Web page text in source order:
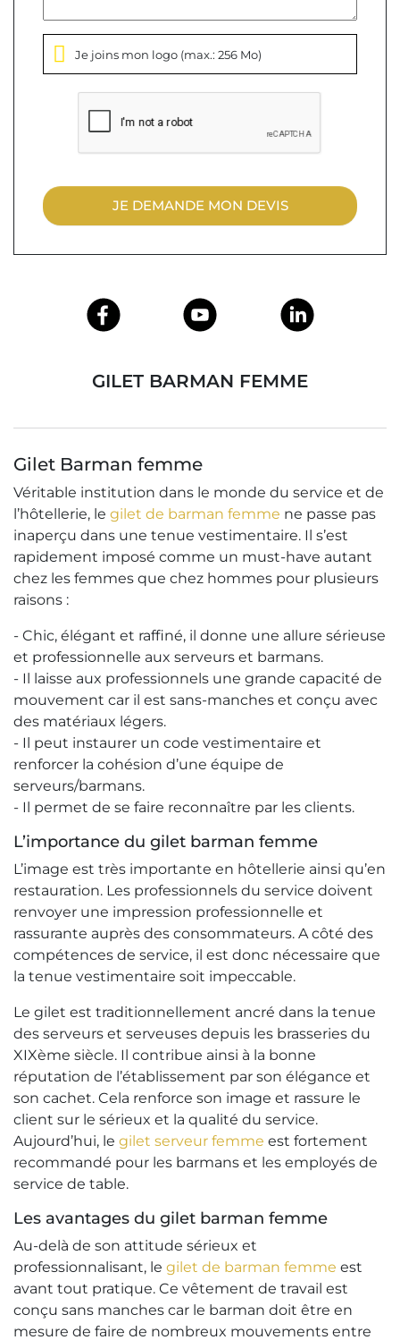
Je joins mon logo (max.: 256 Mo)
JE DEMANDE MON DEVIS
GILET BARMAN FEMME
Gilet Barman femme
Véritable institution dans le monde du service et de
l’hôtellerie, le gilet de barman femme ne passe pas
inaperçu dans une tenue vestimentaire. Il s’est
rapidement imposé comme un must-have autant
chez les femmes que chez hommes pour plusieurs
raisons :
- Chic, élégant et raffiné, il donne une allure sérieuse
et professionnelle aux serveurs et barmans.
- Il laisse aux professionnels une grande capacité de
mouvement car il est sans-manches et conçu avec
des matériaux légers.
- Il peut instaurer un code vestimentaire et
renforcer la cohésion d’une équipe de
serveurs/barmans.
- Il permet de se faire reconnaître par les clients.
L’importance du gilet barman femme
L’image est très importante en hôtellerie ainsi qu’en
restauration. Les professionnels du service doivent
renvoyer une impression professionnelle et
rassurante auprès des consommateurs. A côté des
compétences de service, il est donc nécessaire que
la tenue vestimentaire soit impeccable.
Le gilet est traditionnellement ancré dans la tenue
des serveurs et serveuses depuis les brasseries du
XIXème siècle. Il contribue ainsi à la bonne
réputation de l’établissement par son élégance et
son cachet. Cela renforce son image et rassure le
client sur le sérieux et la qualité du service.
Aujourd’hui, le gilet serveur femme est fortement
recommandé pour les barmans et les employés de
service de table.
Les avantages du gilet barman femme
Au-delà de son attitude sérieux et
professionnalisant, le gilet de barman femme est
avant tout pratique. Ce vêtement de travail est
conçu sans manches car le barman doit être en
mesure de faire de nombreux mouvements entre